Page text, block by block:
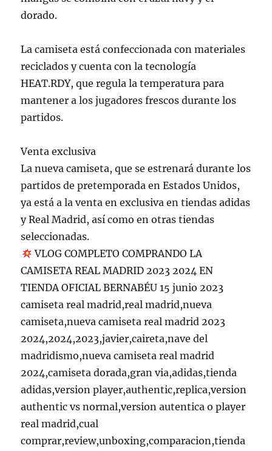
dorado.
La camiseta está confeccionada con materiales
reciclados y cuenta con la tecnología
HEAT.RDY, que regula la temperatura para
mantener a los jugadores frescos durante los
partidos.
Venta exclusiva
La nueva camiseta, que se estrenará durante los
partidos de pretemporada en Estados Unidos,
ya está a la venta en exclusiva en tiendas adidas
y Real Madrid, así como en otras tiendas
seleccionadas.
VLOG COMPLETO COMPRANDO LA
CAMISETA REAL MADRID 2023 2024 EN
TIENDA OFICIAL BERNABÉU 15 junio 2023
camiseta real madrid,real madrid,nueva
camiseta,nueva camiseta real madrid 2023
2024,2024,2023,javier,caireta,nave del
madridismo,nueva camiseta real madrid
2024,camiseta dorada,gran via,adidas,tienda
adidas,version player,authentic,replica,version
authentic vs normal,version autentica o player
real madrid,cual
comprar,review,unboxing,comparacion,tienda